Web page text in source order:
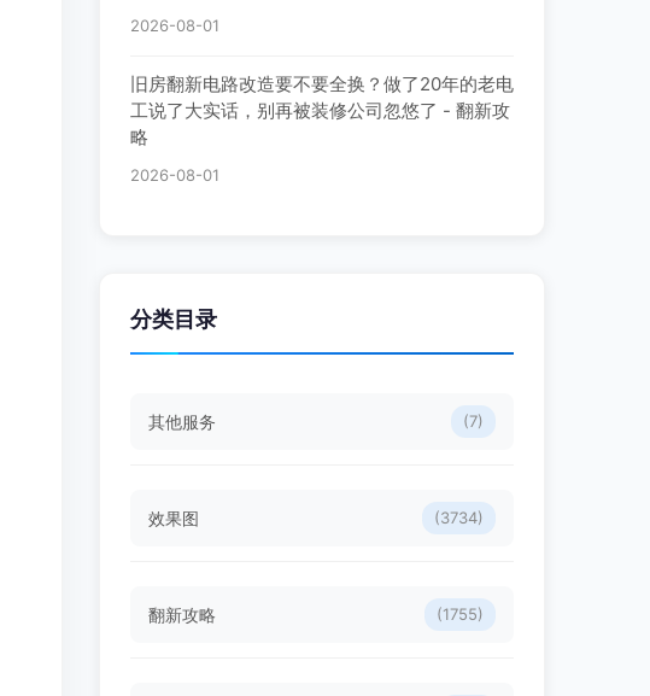
2026-08-01
旧房翻新电路改造要不要全换？做了20年的老电
工说了大实话，别再被装修公司忽悠了 - 翻新攻
略
2026-08-01
分类目录
其他服务 (7)
效果图 (3734)
翻新攻略 (1755)